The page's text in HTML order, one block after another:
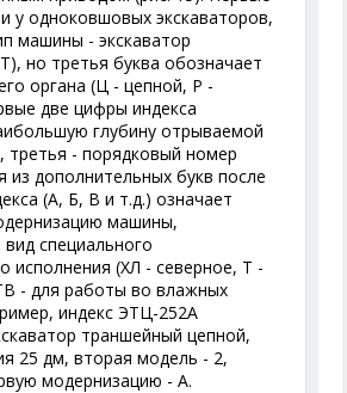
у одноковшовых экскаваторов,
машины - экскаватор
но третья буква обозначает
органа (Ц - цепной, Р -
две цифры индекса
глубину отрываемой
третья - порядковый номер
из дополнительных букв после
(А, Б, В и т.д.) означает
машины,
специального
исполнения (ХЛ - северное, Т -
- для работы во влажных
индекс ЭТЦ-252А
траншейный цепной,
25 дм, вторая модель - 2,
модернизацию - А.